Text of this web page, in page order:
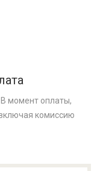
момент оплаты,
комиссию